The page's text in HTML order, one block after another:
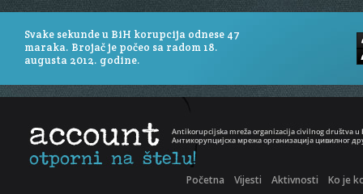
Svake sekunde u BiH korupcija odnese 47
maraka. Brojač je počeo sa radom 18.
augusta 2012. godine.
Početna Vijesti Aktivnosti Ko je